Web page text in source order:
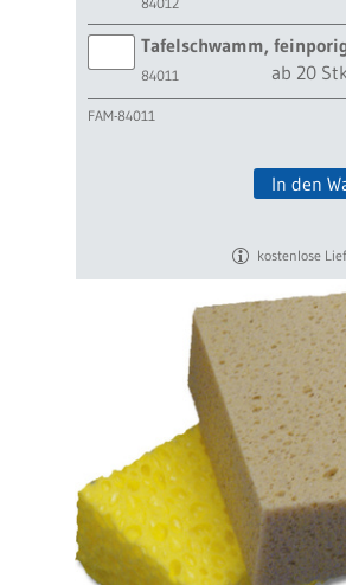
Tafelschwamm,
84011 ab 20
FAM-84011
In den
kostenlose